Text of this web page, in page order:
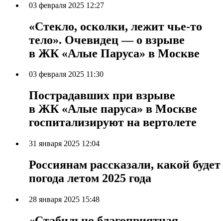
03 февраля 2025 12:27
«Стекло, осколки, лежит чье-то
тело». Очевидец — о взрыве
в ЖК «Алые Паруса» в Москве
03 февраля 2025 11:30
Пострадавших при взрыве
в ЖК «Алые паруса» в Москве
госпитализируют на вертолете
31 января 2025 12:04
Россиянам рассказали, какой будет
погода летом 2025 года
28 января 2025 15:48